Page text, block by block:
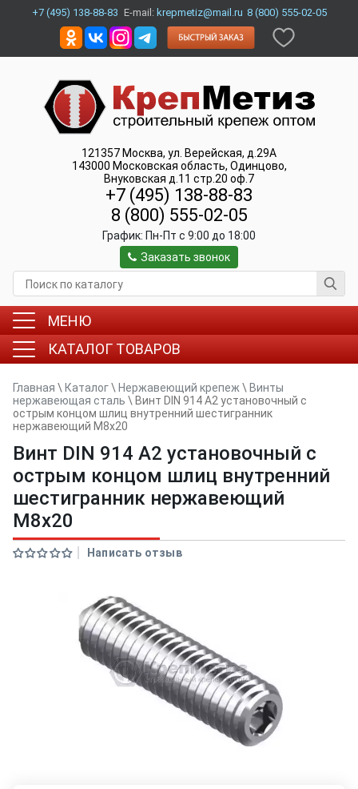
+7 (495) 138-88-83 E-mail: krepmetiz@mail.ru 8 (800) 555-02-05
121357 Москва, ул. Верейская, д.29А
143000 Московская область, Одинцово,
Внуковская д.11 стр.20 оф.7
+7 (495) 138-88-83
8 (800) 555-02-05
График: Пн-Пт c 9:00 до 18:00
Заказать звонок
МЕНЮ
КАТАЛОГ ТОВАРОВ
Главная \ Каталог\ Нержавеющий крепеж \ Винты
нержавеющая сталь \ Винт DIN 914 А2 установочный с
острым концом шлиц внутренний шестигранник
нержавеющий M8x20
Винт DIN 914 А2 установочный с
острым концом шлиц внутренний
шестигранник нержавеющий
M8x20
Написать отзыв